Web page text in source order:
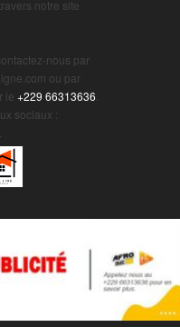
notre site
nous par
ou par
le +229 66313636
sociaux :